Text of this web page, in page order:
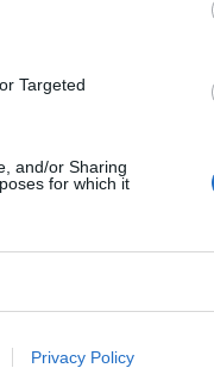
Targeted
and/or Sharing
for which it
Privacy Policy
clube na
serviço do FC
de Gabi Almeida,
Francisco